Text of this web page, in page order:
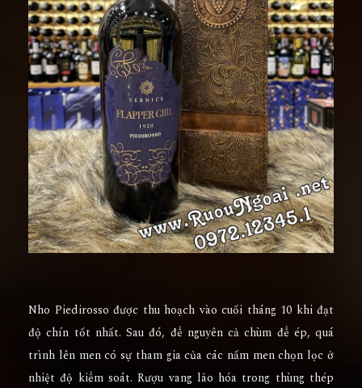
Nho Piedirosso được thu hoạch vào cuối tháng 10 khi đạt
độ chín tốt nhất. Sau đó, để nguyên cả chùm để ép, quá
trình lên men có sự tham gia của các nấm men chọn lọc ở
nhiệt độ kiểm soát. Rượu vang lão hóa trong thùng thép